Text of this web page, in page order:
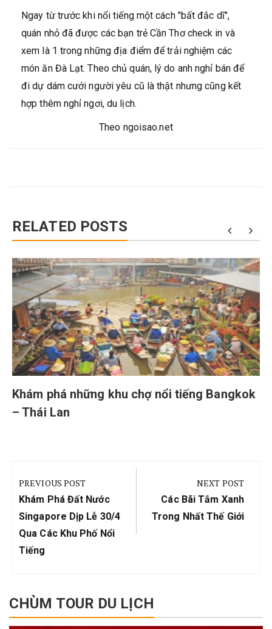
Ngay từ trước khi nổi tiếng một cách "bất đắc dĩ",
quán nhỏ đã được các bạn trẻ Cần Thơ check in và
xem là 1 trong những địa điểm để trải nghiệm các
món ăn Đà Lạt. Theo chủ quán, lý do anh nghỉ bán để
đi dự dám cưới người yêu cũ là thật nhưng cũng kết
hợp thêm nghỉ ngơi, du lịch.
Theo ngoisao.net
RELATED POSTS
Khám phá những khu chợ nổi tiếng Bangkok
– Thái Lan
hướng
bài
viết
PREVIOUS POST
Previous
Post:
Khám Phá Đất Nước
Singapore Dịp Lễ 30/4
Qua Các Khu Phố Nổi
Tiếng
NEXT POST
Next
Post:
Các Bãi Tắm Xanh
Trong Nhất Thế Giới
CHÙM TOUR DU LỊCH